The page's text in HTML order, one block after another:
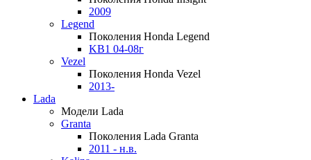
2009
Legend
Поколения Honda Legend
KB1 04-08г
Vezel
Поколения Honda Vezel
2013-
Lada
Модели Lada
Granta
Поколения Lada Granta
2011 - н.в.